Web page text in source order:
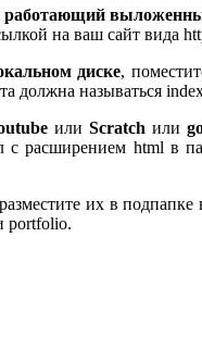
работающий
на ваш сайт вида
диске,
должна называться
илиScratch или
с расширением html в
их в
port­fo­lio.